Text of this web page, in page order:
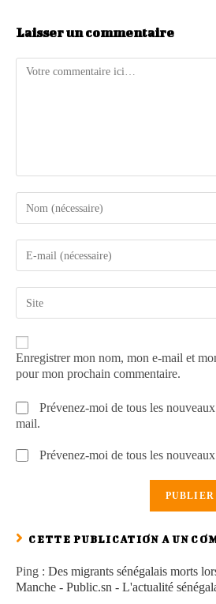
Laisser un commentaire
Enregistrer mon nom, mon e-mail et
pour mon prochain commentaire.
Prévenez-moi de tous les
mail.
Prévenez-moi de tous les
CETTE PUBLICATION A UN
Ping : Des migrants sénégalais morts
Manche - Public.sn - L'actualité